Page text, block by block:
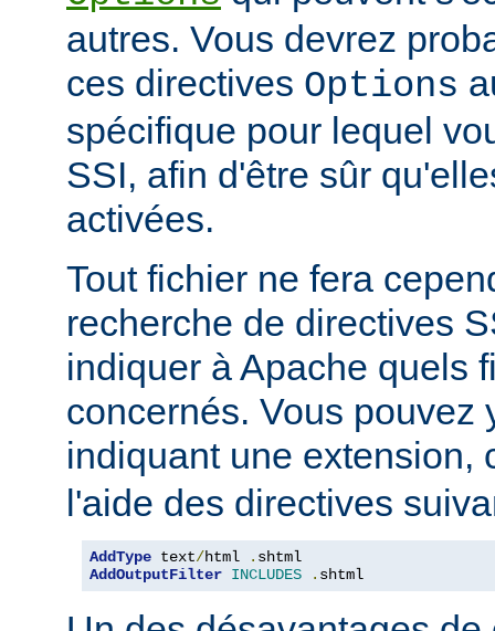
autres. Vous devrez
ces directives Options
spécifique pour lequel
SSI, afin d'être sûr
activées.
Tout fichier ne fera
recherche de directives
indiquer à Apache quels
concernés. Vous pouvez
indiquant une extension,
l'aide des directives
AddType text/html .
AddOutputFilter INCLUDES . shtml